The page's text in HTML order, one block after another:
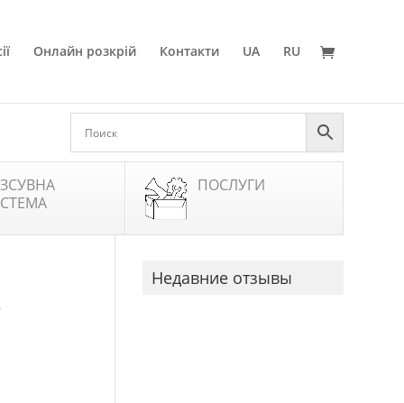
Онлайн розкрій Контакти UA RU
ПОСЛУГИ
Недавние отзывы